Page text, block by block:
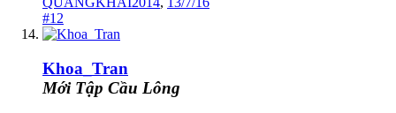
#12
Khoa_Tran
Mới Tập Cầu Lông